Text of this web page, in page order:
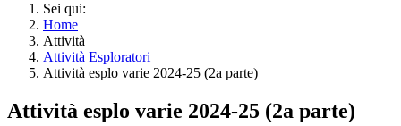
Sei qui:
Home
Attività
Attività Esploratori
Attività esplo varie 2024-25 (2a parte)
Attività esplo varie 2024-25 (2a parte)